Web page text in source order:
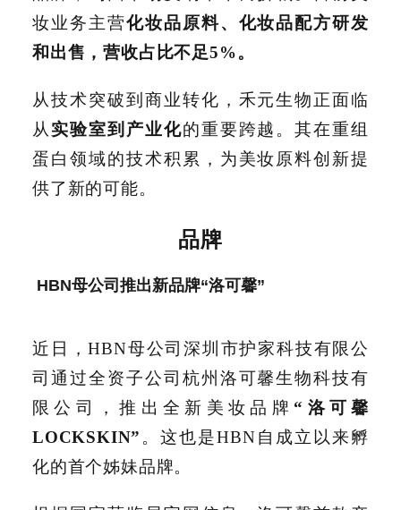
妆业务主营化妆品原料、化妆品配方研发
和出售，营收占比不足5%。
从技术突破到商业转化，禾元生物正面临
从 实验室到产业化的重要跨越。其在重组
蛋白领域的技术积累，为美妆原料创新提
供了新的可能。
品牌
HBN母公司推出新品牌“洛可馨”
近日，HBN母公司深圳市护家科技有限公
司通过全资子公司杭州洛可馨生物科技有
限公司，推出全新美妆品牌 “洛可馨
LOCKSKIN” 。这也是HBN自成立以来孵
化的首个姊妹品牌。